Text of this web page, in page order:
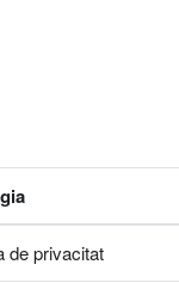
de privacitat